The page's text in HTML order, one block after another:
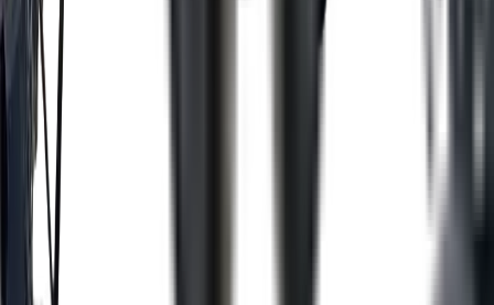
&bull; TOIT EN ALUMINIUM 1 SEULE
PI&Egrave;CE (AUCUN JOINT)